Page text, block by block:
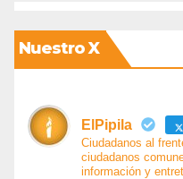
Nuestro X
ElPipila
Ciudadanos al
ciudadanos
información y